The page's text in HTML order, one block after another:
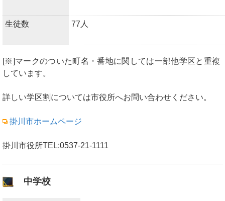
生徒数 77人
[※]マークのついた町名・番地に関しては一部他学区と重複
しています。
詳しい学区割については市役所へお問い合わせください。
掛川市ホームページ
掛川市役所TEL:0537-21-1111
中学校